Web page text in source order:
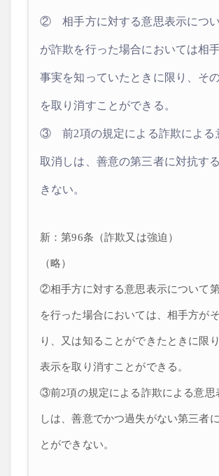
② 相手方に対する意思表示につ
が詐欺を行った場合においては相
事実を知っていたときに限り、そ
を取り消すことができる。
③ 前2項の規定による詐欺による
取消しは、善意の第三者に対抗す
きない。
新：第96条（詐欺又は強迫）
（略）
②相手方に対する意思表示について
を行った場合においては、相手方が
り、又は知ることができたときに限
表示を取り消すことができる。
③前2項の規定による詐欺による意思
しは、善意でかつ過失がない第三者
とができない。